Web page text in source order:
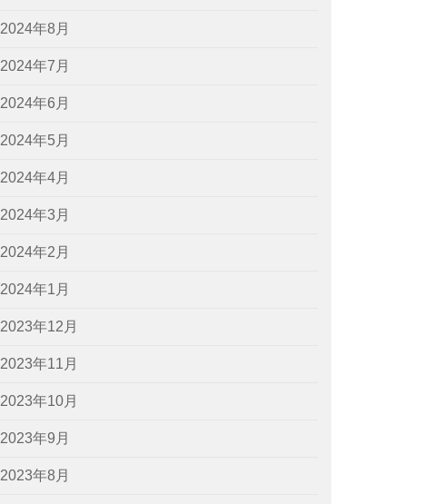
2024年8月
2024年7月
2024年6月
2024年5月
2024年4月
2024年3月
2024年2月
2024年1月
2023年12月
2023年11月
2023年10月
2023年9月
2023年8月